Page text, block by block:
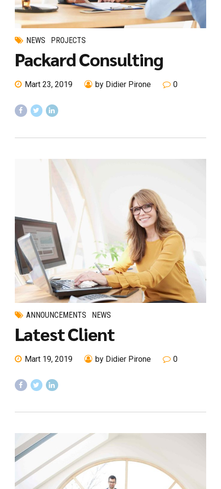
NEWS PROJECTS
Packard Consulting
Mart 23, 2019 by Didier Pirone 0
ANNOUNCEMENTS NEWS
Latest Client
Mart 19, 2019 by Didier Pirone 0